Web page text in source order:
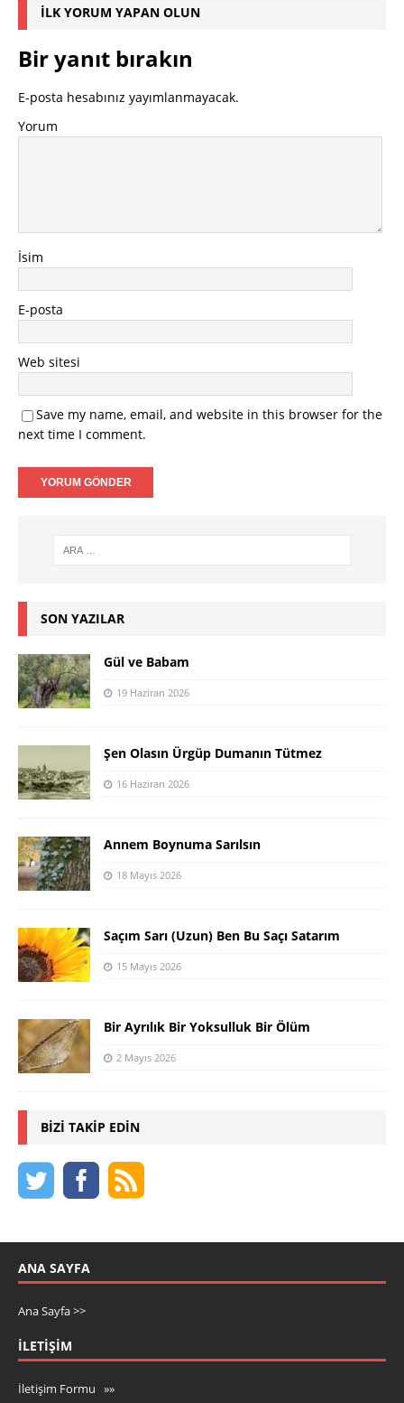
İLK YORUM YAPAN OLUN
Bir yanıt bırakın
E-posta hesabınız yayımlanmayacak.
Yorum
İsim
E-posta
Web sitesi
Save my name, email, and website in this browser for the
next time I comment.
SON YAZILAR
Gül ve Babam
19 Haziran 2026
Şen Olasın Ürgüp Dumanın Tütmez
16 Haziran 2026
Annem Boynuma Sarılsın
18 Mayıs 2026
Saçım Sarı (Uzun) Ben Bu Saçı Satarım
15 Mayıs 2026
Bir Ayrılık Bir Yoksulluk Bir Ölüm
2 Mayıs 2026
BIZI TAKIP EDIN
ANA SAYFA
Ana Sayfa >>
İLETIŞIM
İletişim Formu »»